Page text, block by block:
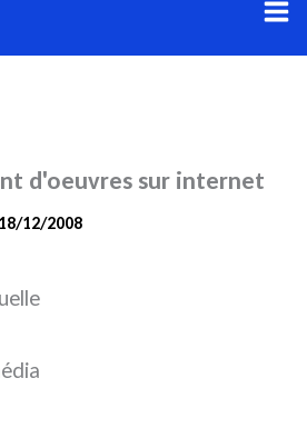
d'oeuvres sur internet
18/12/2008